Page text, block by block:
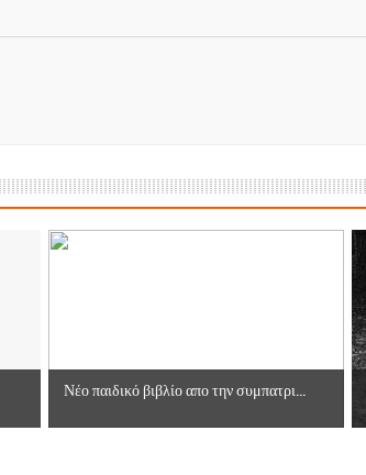
Νέο παιδικό βιβλίο απο την συμπατρι...